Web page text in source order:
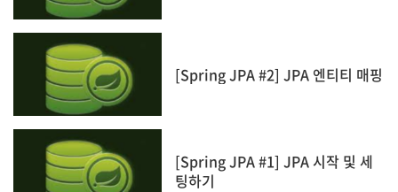
[Spring JPA #2] JPA 엔티티 매핑
[Spring JPA #1] JPA 시작 및 세
팅하기